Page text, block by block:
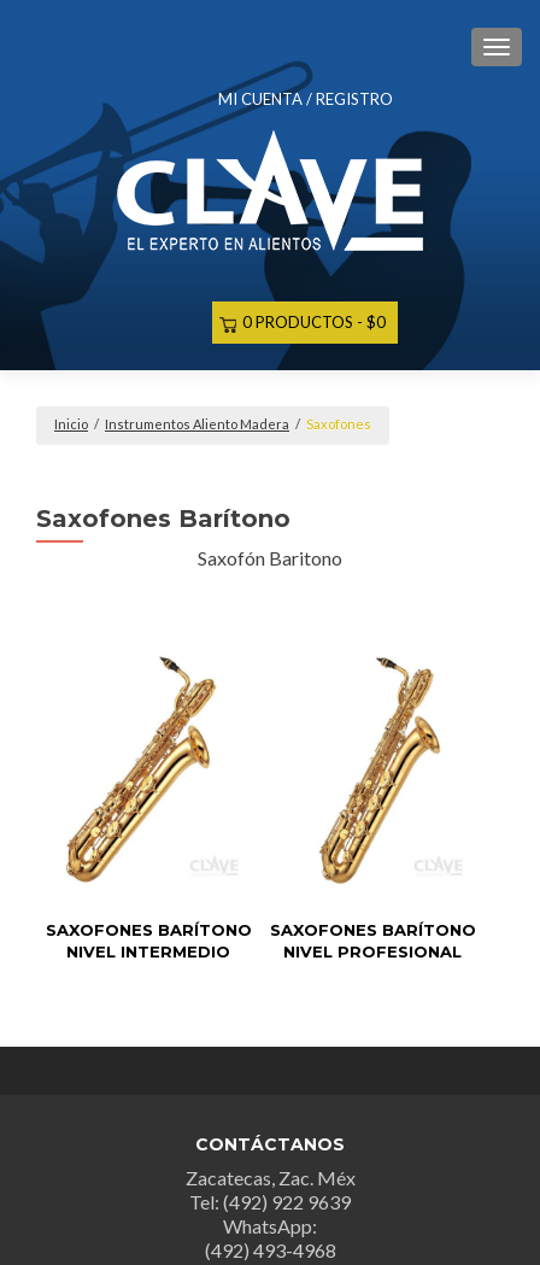
MI CUENTA / REGISTRO
0 PRODUCTOS $0
Inicio / Instrumentos Aliento Madera / Saxofones
Saxofones Barítono
Saxofón Baritono
SAXOFONES BARÍTONO
NIVEL INTERMEDIO
SAXOFONES BARÍTONO
NIVEL PROFESIONAL
CONTÁCTANOS
Zacatecas, Zac. Méx
Tel: (492) 922 9639
WhatsApp:
(492) 493-4968